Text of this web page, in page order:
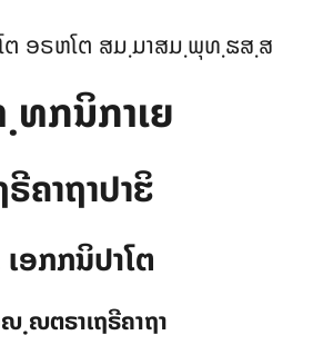
ຕ ອຣຫໂຕ ສມ຺ມາສມ຺ພຸທ຺ຘສ຺ສ
ກນິກາເຍ
ຣີຄາຖາປາຬິ
ອກກນິປາໂຕ
ຎຕຣາເຖຣີຄາຖາ